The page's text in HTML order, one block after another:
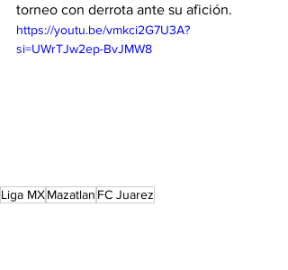
torneo con derrota ante su afición.
https://youtu.be/vmkci2G7U3A?
si=UWrTJw2ep-BvJMW8
Liga MXMazatlan FC Juarez